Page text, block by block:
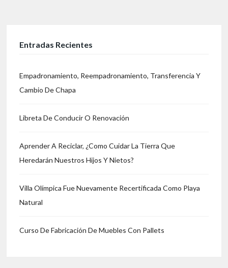
Entradas Recientes
Empadronamiento, Reempadronamiento, Transferencia Y
Cambio De Chapa
Libreta De Conducir O Renovación
Aprender A Reciclar, ¿Como Cuidar La Tierra Que
Heredarán Nuestros Hijos Y Nietos?
Villa Olímpica Fue Nuevamente Recertificada Como Playa
Natural
Curso De Fabricación De Muebles Con Pallets